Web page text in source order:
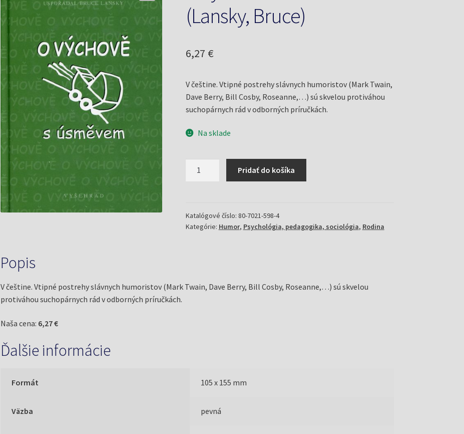
(Lansky, Bruce)
6,27 €
V češtine. Vtipné postrehy slávnych humoristov (Mark Twain,
Dave Berry, Bill Cosby, Roseanne,…) sú skvelou protiváhou
suchopárnych rád v odborných príručkách.
Na sklade
úsměvem
(Lansky,
Pridať do košíka
Katalógové číslo: 80-7021-598-4
Kategórie: Humor, Psychológia, pedagogika, sociológia, Rodina
Popis
V češtine. Vtipné postrehy slávnych humoristov (Mark Twain, Dave Berry, Bill Cosby, Roseanne,…) sú skvelou
protiváhou suchopárnych rád v odborných príručkách.
Naša cena: 6,27 €
Ďalšie informácie
Formát 105 x 155 mm
Väzba pevná